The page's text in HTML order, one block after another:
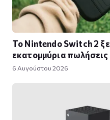
Το Nintendo Switch 2
εκατομμύρια πωλήσεις
6 Αυγούστου 2026